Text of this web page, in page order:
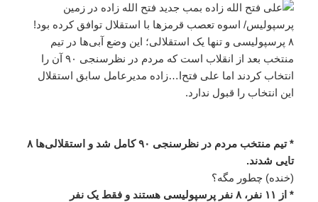
۸ پرسپولیسی و تنها یک استقلالی‌؛ این وضع آبی‌ها در تیم
منتخب بعد از انقلاب است که مردم در نظرسنجی ۹۰ آن را
انتخاب کردند اما علی فتح‌ا…‌زاده مدیرعامل سابق استقلال
این انتخاب را قبول ندارد.
* تیم منتخب مردم در نظرسنجی ۹۰ کامل شد و استقلالی‌ها ۸
تایی شدند.
(خنده) چطور مگه؟
* از ۱۱ نفر، ۸ نفر پرسپولیسی هستند و فقط یک نفر